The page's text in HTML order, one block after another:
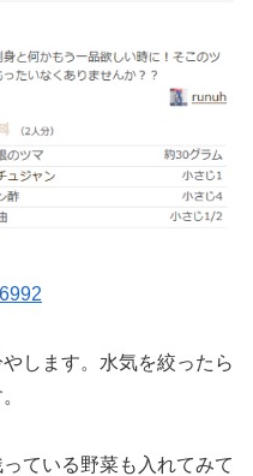
します。水気を絞ったら
ている野菜も入れてみて